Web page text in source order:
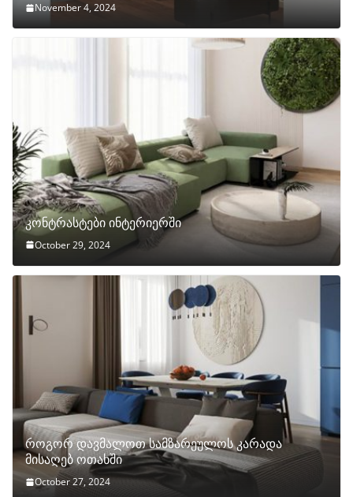
November 4, 2024
კონტრასტები ინტერიერში
October 29, 2024
როგორ დავმალოთ სამზარეულოს კარადა
მისაღებ ოთახში
October 27, 2024